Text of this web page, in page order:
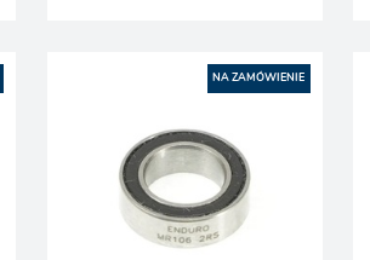
NA ZAMÓWIENIE